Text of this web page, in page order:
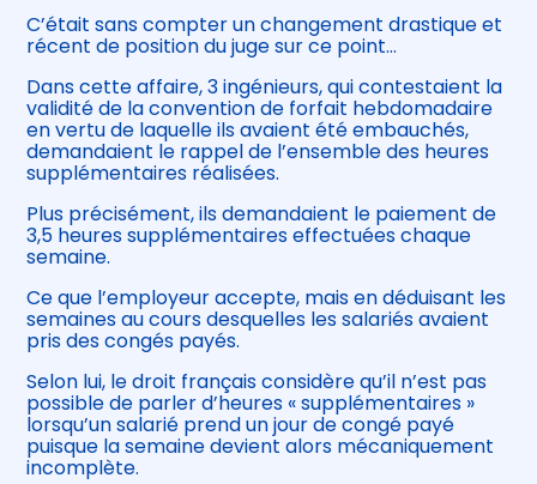
C’était sans compter un changement drastique et
récent de position du juge sur ce point…
Dans cette affaire, 3 ingénieurs, qui contestaient la
validité de la convention de forfait hebdomadaire
en vertu de laquelle ils avaient été embauchés,
demandaient le rappel de l’ensemble des heures
supplémentaires réalisées.
Plus précisément, ils demandaient le paiement de
3,5 heures supplémentaires effectuées chaque
semaine.
Ce que l’employeur accepte, mais en déduisant les
semaines au cours desquelles les salariés avaient
pris des congés payés.
Selon lui, le droit français considère qu’il n’est pas
possible de parler d’heures « supplémentaires »
lorsqu’un salarié prend un jour de congé payé
puisque la semaine devient alors mécaniquement
incomplète.